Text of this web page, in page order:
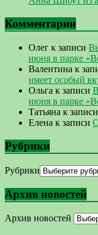
Комментарии
Олег к записи
июня в парке
Валентина к
имеет особый
Ольга к записи
июня в парке
Татьяна к записи
Елена к записи
Рубрики
Рубрики
Архив новостей
Архив новостей